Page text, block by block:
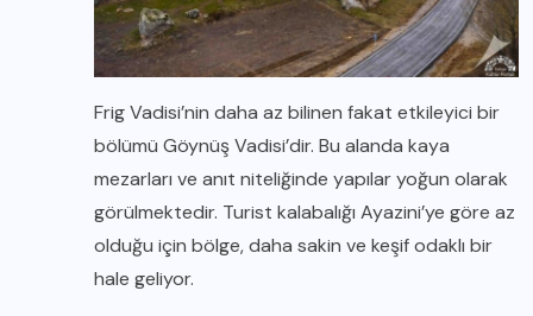
Frig Vadisi’nin daha az bilinen fakat etkileyici bir
bölümü Göynüş Vadisi’dir. Bu alanda kaya
mezarları ve anıt niteliğinde yapılar yoğun olarak
görülmektedir. Turist kalabalığı Ayazini’ye göre az
olduğu için bölge, daha sakin ve keşif odaklı bir
hale geliyor.